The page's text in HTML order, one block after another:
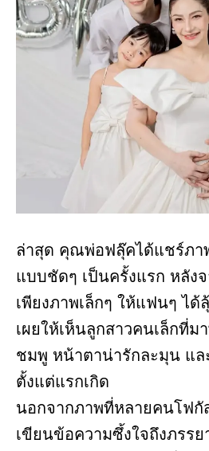
ล่าสุด คุณพ่อฟลุ๊คได้แชร์ภา
แบบชัดๆ เป็นครั้งแรก หลัง
เพียงภาพเล็กๆ ให้แฟนๆ ไ
เผยให้เห็นลูกสาวคนเล็กที่ม
ชมพู หน้าตาน่ารักละมุน แล
ตั้งแต่แรกเกิด
นอกจากภาพที่หลายคนโฟกั
เขียนข้อความซึ้งใจถึงภรร